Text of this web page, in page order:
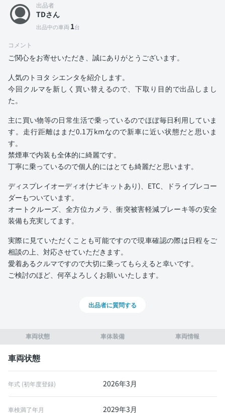
車両状態 車体装備 車両情報
車両状態
年式 (初年度登録) 2026年3月
車検満了年月 2029年3月
出品者
TDさん
出品中の車両 1台
コメント
ご関心をお寄せいただき、誠にありがとうございます。
人気のトヨタ シエンタを紹介します。
今回クルマを新しく買い替えるので、下取り目的で出品しまし
た。
主に買い物等の日常生活で乗っているのでほぼ毎日利用していま
す。走行距離はまだ0.1万kmなので新車に近い状態だと思いま
す。
禁煙車で内装も全体的に綺麗です。
丁寧に乗っているので個人的にはとても綺麗だと思います。
ディスプレイオーディオ(ナビキットあり)、ETC、ドライブレコー
ダーもついています。
オートクルーズ、全方位カメラ、衝突被害軽減ブレーキ等の安全
装備も充実してます。
実際に見ていただくことも可能ですので現車確認の際は日程をご
相談の上、対応させていただきます。
愛着あるクルマですので大切に乗ってもらえると幸いです。
ご検討のほど、何卒よろしくお願いいたします。
出品者に質問する